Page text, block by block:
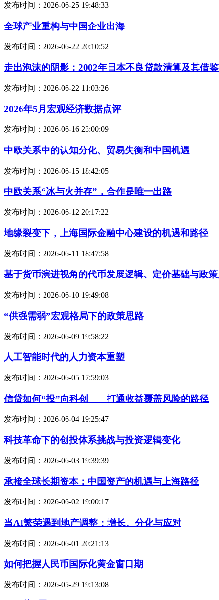
发布时间：2026-06-25 19:48:33
全球产业重构与中国企业出海
发布时间：2026-06-22 20:10:52
走出泡沫的阴影：2002年日本不良贷款清算及其借
发布时间：2026-06-22 11:03:26
2026年5月宏观经济数据点评
发布时间：2026-06-16 23:00:09
中欧关系中的认知分化、贸易失衡和中国机遇
发布时间：2026-06-15 18:42:05
中欧关系“冰与火并存”，合作是唯一出路
发布时间：2026-06-12 20:17:22
地缘裂变下，上海国际金融中心建设的机遇和路径
发布时间：2026-06-11 18:47:58
基于货币演进视角的代币发展逻辑、定价基础与政
发布时间：2026-06-10 19:49:08
“供强需弱”宏观格局下的政策思路
发布时间：2026-06-09 19:58:22
人工智能时代的人力资本重塑
发布时间：2026-06-05 17:59:03
信贷如何“投”向科创——打通收益覆盖风险的路径
发布时间：2026-06-04 19:25:47
科技革命下的创投体系挑战与投资逻辑变化
发布时间：2026-06-03 19:39:39
承接全球长期资本：中国资产的机遇与上海路径
发布时间：2026-06-02 19:00:17
当AI繁荣遇到地产调整：增长、分化与应对
发布时间：2026-06-01 20:21:13
如何把握人民币国际化黄金窗口期
发布时间：2026-05-29 19:13:08